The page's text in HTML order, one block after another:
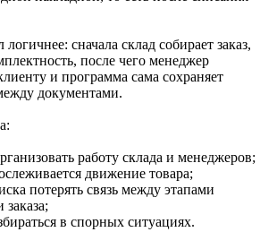
логичнее: сначала склад собирает заказ,
после чего менеджер
и программа сама сохраняет
документами.
работу склада и менеджеров;
движение товара;
потерять связь между этапами
заказа;
в спорных ситуациях.